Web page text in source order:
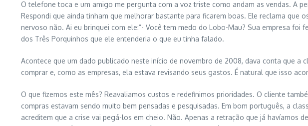
O telefone toca e um amigo me pergunta com a voz triste como andam as vendas. A
Respondi que ainda tinham que melhorar bastante para ficarem boas. Ele reclama
nervoso não. Ai eu brinquei com ele:”- Você tem medo do Lobo-Mau? Sua empresa
dos Três Porquinhos que ele entenderia o que eu tinha falado.
Acontece que um dado publicado neste início de novembro de 2008, dava conta que
comprar e, como as empresas, ela estava revisando seus gastos. É natural que isso
O que fizemos este mês? Reavaliamos custos e redefinimos prioridades. O cliente
compras estavam sendo muito bem pensadas e pesquisadas. Em bom português, a
acreditem que a crise vai pegá-los em cheio. Não. Apenas a retração que já havíamos